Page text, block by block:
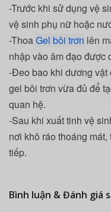
-Trước khi sử dụng vệ
vệ sinh phụ nữ hoặc
-ThoaGel bôi trơn lên
nhập vào âm đạo được
-Đeo bao khi dương vật
gel bôi trơn vừa đủ để
quan hệ.
-Sau khi xuất tinh vệ
nơi khô ráo thoáng
tiếp.
Bình luận & Đánh giá